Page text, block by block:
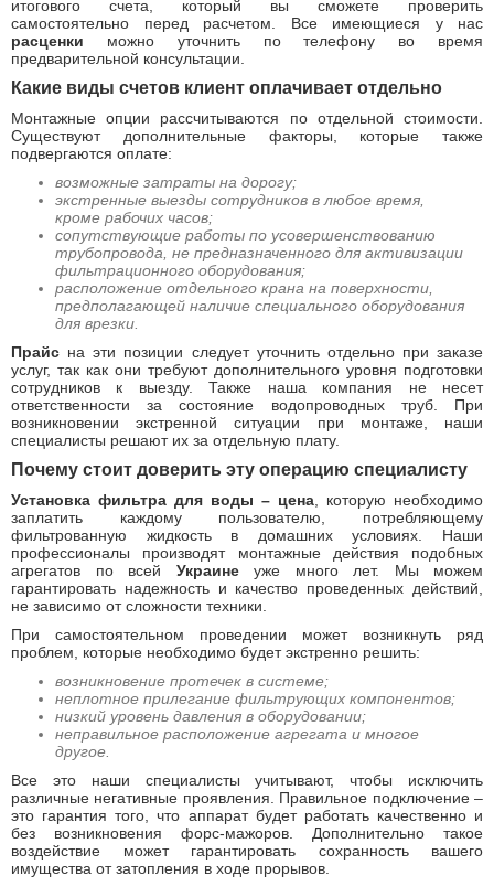
итогового счета, который вы сможете проверить
самостоятельно перед расчетом. Все имеющиеся у нас
расценки можно уточнить по телефону во время
предварительной консультации.
Какие виды счетов клиент оплачивает отдельно
Монтажные опции рассчитываются по отдельной стоимости.
Существуют дополнительные факторы, которые также
подвергаются оплате:
возможные затраты на дорогу;
экстренные выезды сотрудников в любое время,
кроме рабочих часов;
сопутствующие работы по усовершенствованию
трубопровода, не предназначенного для активизации
фильтрационного оборудования;
расположение отдельного крана на поверхности,
предполагающей наличие специального оборудования
для врезки.
Прайс на эти позиции следует уточнить отдельно при заказе
услуг, так как они требуют дополнительного уровня подготовки
сотрудников к выезду. Также наша компания не несет
ответственности за состояние водопроводных труб. При
возникновении экстренной ситуации при монтаже, наши
специалисты решают их за отдельную плату.
Почему стоит доверить эту операцию специалисту
Установка фильтра для воды – цена, которую необходимо
заплатить каждому пользователю, потребляющему
фильтрованную жидкость в домашних условиях. Наши
профессионалы производят монтажные действия подобных
агрегатов по всей Украинеуже много лет. Мы можем
гарантировать надежность и качество проведенных действий,
не зависимо от сложности техники.
При самостоятельном проведении может возникнуть ряд
проблем, которые необходимо будет экстренно решить:
возникновение протечек в системе;
неплотное прилегание фильтрующих компонентов;
низкий уровень давления в оборудовании;
неправильное расположение агрегата и многое
другое.
Все это наши специалисты учитывают, чтобы исключить
различные негативные проявления. Правильное подключение –
это гарантия того, что аппарат будет работать качественно и
без возникновения форс-мажоров. Дополнительно такое
воздействие может гарантировать сохранность вашего
имущества от затопления в ходе прорывов.